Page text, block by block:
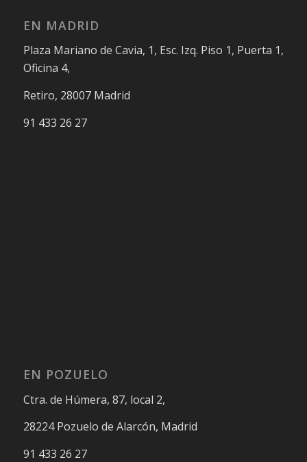
EN MADRID
Plaza Mariano de Cavia, 1, Esc. Izq. Piso 1, Puerta 1,
Oficina 4,
Retiro, 28007 Madrid
91 433 26 27
EN POZUELO
Ctra. de Húmera, 87, local 2,
28224 Pozuelo de Alarcón, Madrid
91 433 26 27